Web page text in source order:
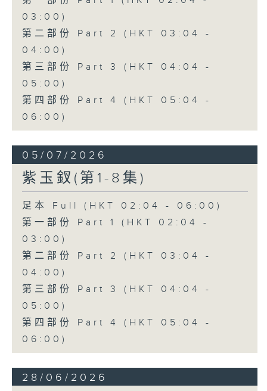
03:00)
第二部份 Part 2 (HKT 03:04 -
04:00)
第三部份 Part 3 (HKT 04:04 -
05:00)
第四部份 Part 4 (HKT 05:04 -
06:00)
05/07/2026
紫玉釵(第1-8集)
足本 Full (HKT 02:04 - 06:00)
第一部份 Part 1 (HKT 02:04 -
03:00)
第二部份 Part 2 (HKT 03:04 -
04:00)
第三部份 Part 3 (HKT 04:04 -
05:00)
第四部份 Part 4 (HKT 05:04 -
06:00)
28/06/2026